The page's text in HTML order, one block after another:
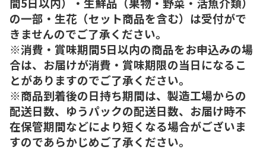
の一部・生花（セット商品を含む）は受付がで
きませんのでご了承ください。
※消費・賞味期間5日以内の商品をお申込みの場
合は、お届けが消費・賞味期限の当日になるこ
とがありますのでご了承ください。
※商品到着後の日持ち期間は、製造工場からの
配送日数、ゆうパックの配送日数、お届け時不
在保管期間などにより短くなる場合がございま
すのであらかじめご了承ください。